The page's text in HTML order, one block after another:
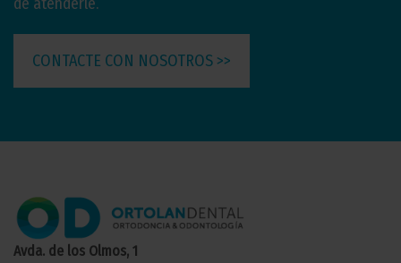
CONTACTE CON NOSOTROS >>
Avda. de los Olmos, 1